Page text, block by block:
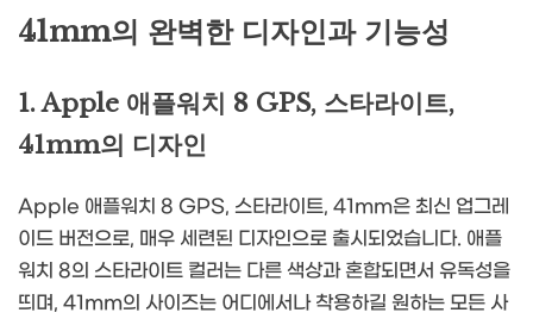
41mm의 완벽한 디자인과 기능성
1. Apple 애플워치 8 GPS, 스타라이트,
41mm의 디자인
Apple 애플워치 8 GPS, 스타라이트, 41mm은 최신 업그레
이드 버전으로, 매우 세련된 디자인으로 출시되었습니다. 애플
워치 8의 스타라이트 컬러는 다른 색상과 혼합되면서 유독성을
띄며, 41mm의 사이즈는 어디에서나 착용하길 원하는 모든 사